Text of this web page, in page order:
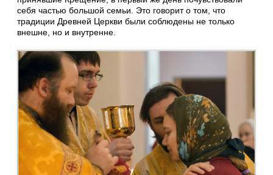
себя частью большой семьи. Это говорит о том, что
традиции Древней Церкви были соблюдены не только
внешне, но и внутренне.